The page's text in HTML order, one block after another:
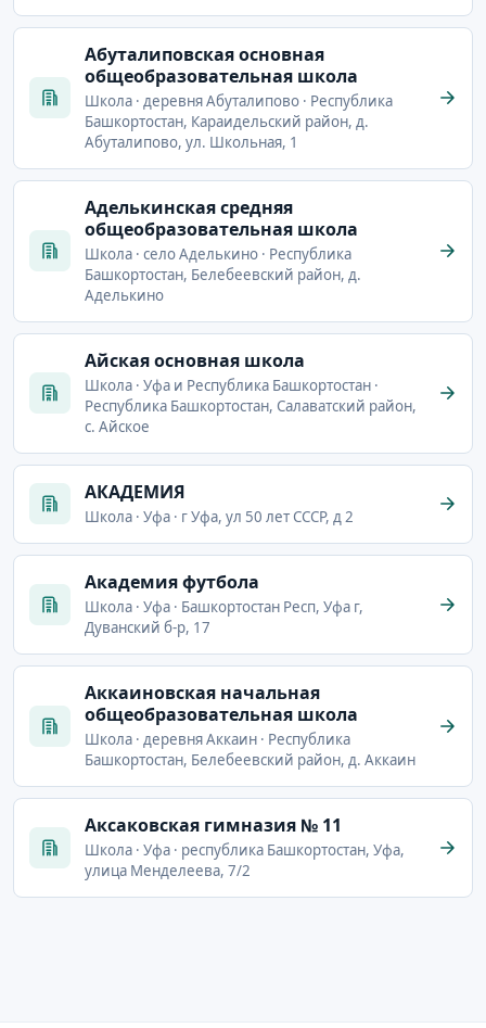
Абуталиповская основная
общеобразовательная школа
Школа · деревня Абуталипово · Республика
Башкортостан, Караидельский район, д.
Абуталипово, ул. Школьная, 1
Аделькинская средняя
общеобразовательная школа
Школа · село Аделькино · Республика
Башкортостан, Белебеевский район, д.
Аделькино
Айская основная школа
Школа · Уфа и Республика Башкортостан ·
Республика Башкортостан, Салаватский район,
с. Айское
АКАДЕМИЯ
Школа · Уфа · г Уфа, ул 50 лет СССР, д 2
Академия футбола
Школа · Уфа · Башкортостан Респ, Уфа г,
Дуванский б-р, 17
Аккаиновская начальная
общеобразовательная школа
Школа · деревня Аккаин · Республика
Башкортостан, Белебеевский район, д. Аккаин
Аксаковская гимназия № 11
Школа · Уфа · республика Башкортостан, Уфа,
улица Менделеева, 7/2